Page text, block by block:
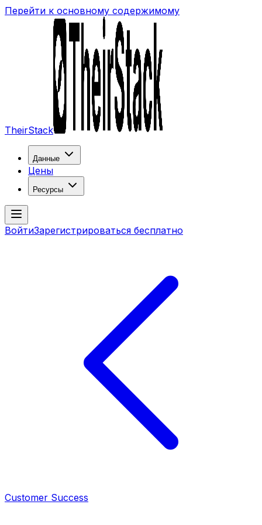
Перейти к основному содержимому
TheirStack
Данные
Цены
Ресурсы
ВойтиЗарегистрироваться бесплатно
Customer Success